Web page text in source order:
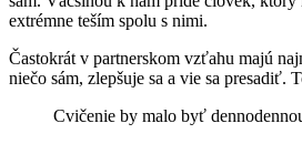
extrémne teším spolu s nimi.
Častokrát v partnerskom vzťahu majú
niečo sám, zlepšuje sa a vie sa
Cvičenie by malo byť